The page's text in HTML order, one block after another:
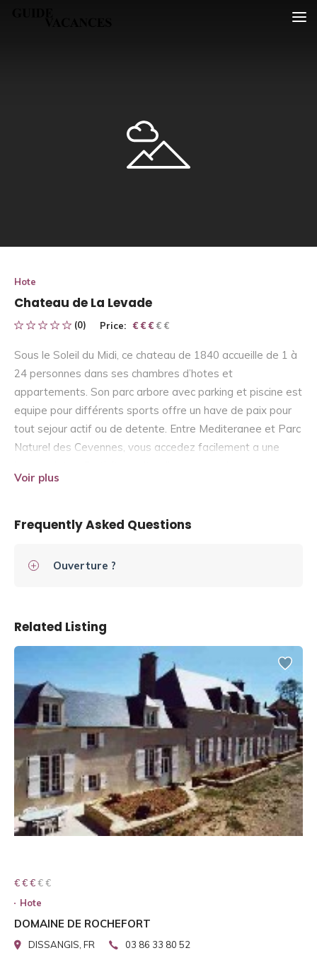
Hote
Chateau de La Levade
(0) Price: € € € € €
€ € €
Sous le Soleil du Midi, ce chateau de 1840 accueille de 1 à
24 personnes dans ses chambres d’hotes et
appartements. Son parc arbore avec parking et piscine est
equipe pour différents sports offre un have de paix pour
tout sejour actif ou de detente. Entre Mediteranee et Parc
Naturel des Cevennes, vous accedez facilement a une
Voir plus
Frequently Asked Questions
Ouverture ?
Related Listing
€ € € € €
€ € €
Hote
DOMAINE DE ROCHEFORT
DISSANGIS, FR 03 86 33 80 52